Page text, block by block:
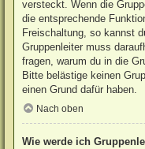
versteckt. Wenn die
die entsprechende
Freischaltung, so kannst
Gruppenleiter muss
fragen, warum du in die
Bitte belästige keinen
einen Grund dafür haben.
Nach oben
Wie werde ich